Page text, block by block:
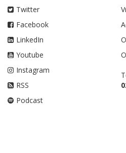
Twitter
Facebook
LinkedIn
Youtube
Instagram
RSS
Podcast